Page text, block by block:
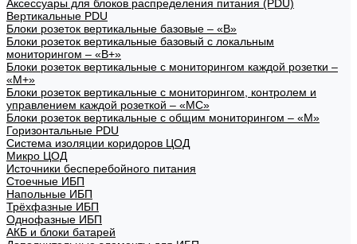
Аксессуары для блоков распределения питания (PDU)
Вертикальные PDU
Блоки розеток вертикальные базовые – «В»
Блоки розеток вертикальные базовый с локальным
мониторингом – «В+»
Блоки розеток вертикальные с мониторингом каждой розетки –
«М+»
Блоки розеток вертикальные с мониторингом, контролем и
управлением каждой розеткой – «МС»
Блоки розеток вертикальные с общим мониторингом – «М»
Горизонтальные PDU
Система изоляции коридоров ЦОД
Микро ЦОД
Источники бесперебойного питания
Стоечные ИБП
Напольные ИБП
Трёхфазные ИБП
Однофазные ИБП
АКБ и блоки батарей